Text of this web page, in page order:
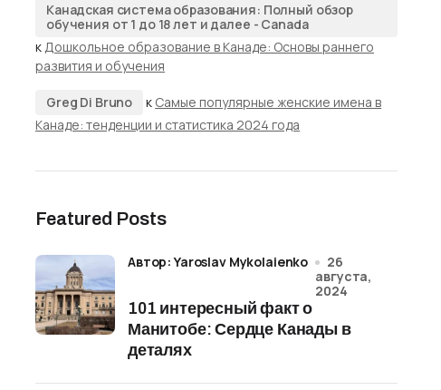
Канадская система образования: Полный обзор
обучения от 1 до 18 лет и далее - Canada
к Дошкольное образование в Канаде: Основы раннего
развития и обучения
Greg Di Bruno к Самые популярные женские имена в
Канаде: тенденции и статистика 2024 года
Featured Posts
101 интересный факт о
Манитобе: Сердце Канады в
деталях
Автор: Yaroslav Mykolaienko
26
августа,
2024